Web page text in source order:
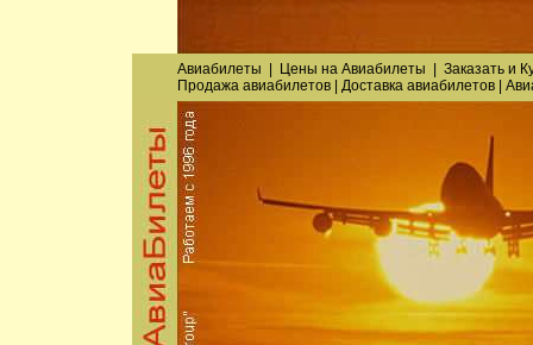
Авиабилеты Цены на Авиабилеты Заказатьи
Продажа авиабилетов| Доставка авиабилетов|